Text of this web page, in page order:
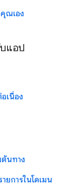
ณเอง
แอป
เนื่อง
นทาง
ยการในโดเมน